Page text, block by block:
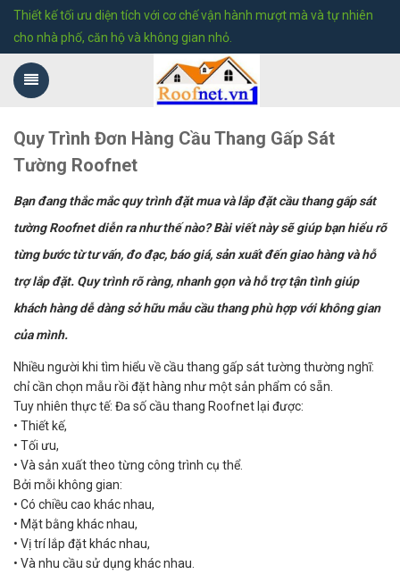
Thiết kế tối ưu diện tích với cơ chế vận hành mượt mà và tự nhiên
cho nhà phố, căn hộ và không gian nhỏ.
Quy Trình Đơn Hàng Cầu Thang Gấp Sát
Tường Roofnet
Bạn đang thắc mắc quy trình đặt mua và lắp đặt cầu thang gấp sát
tường Roofnet diễn ra như thế nào? Bài viết này sẽ giúp bạn hiểu rõ
từng bước từ tư vấn, đo đạc, báo giá, sản xuất đến giao hàng và hỗ
trợ lắp đặt. Quy trình rõ ràng, nhanh gọn và hỗ trợ tận tình giúp
khách hàng dễ dàng sở hữu mẫu cầu thang phù hợp với không gian
của mình.
Nhiều người khi tìm hiểu về cầu thang gấp sát tường thường nghĩ:
chỉ cần chọn mẫu rồi đặt hàng như một sản phẩm có sẵn.
Tuy nhiên thực tế: Đa số cầu thang Roofnet lại được:
• Thiết kế,
• Tối ưu,
• Và sản xuất theo từng công trình cụ thể.
Bởi mỗi không gian:
• Có chiều cao khác nhau,
• Mặt bằng khác nhau,
• Vị trí lắp đặt khác nhau,
• Và nhu cầu sử dụng khác nhau.